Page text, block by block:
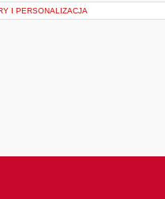
I PERSONALIZACJA